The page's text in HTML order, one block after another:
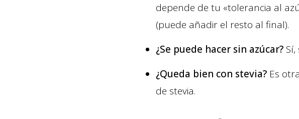
depende de tu «tolerancia al
(puede añadir el resto al final).
¿Se puede hacer sin azúcar?Sí,
¿Queda bien con stevia?Es
de stevia.